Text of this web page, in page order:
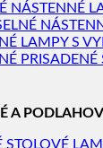
NÁSTENNÉ
LAMPY S
PRISADENÉ
A
STOLOVÉ